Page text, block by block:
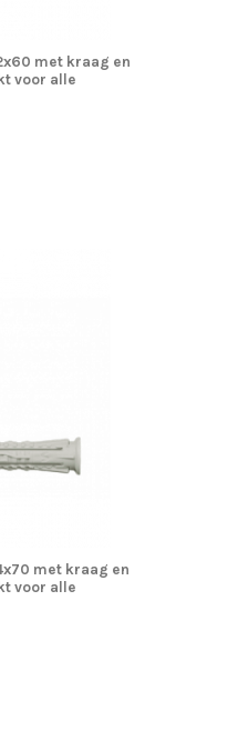
met kraag en
voor alle
met kraag en
voor alle